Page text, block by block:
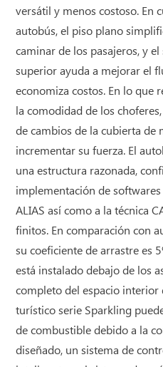
versátil y menos costoso. En
autobús, el piso plano
caminar de los pasajeros, y
superior ayuda a mejorar el
economiza costos. En lo que
la comodidad de los
de cambios de la cubierta de
incrementar su fuerza. El
una estructura razonada,
implementación de
ALIAS así como a la técnica
finitos. En comparación con
su coeficiente de arrastre es
está instalado debajo de los
completo del espacio interior
turístico serie Sparkling
de combustible debido a la
diseñado, un sistema de